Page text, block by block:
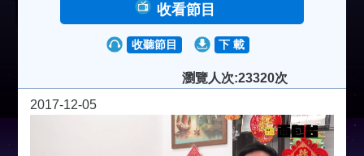
收看節目
收聽節目 下 載
瀏覽人次:23320次
2017-12-05